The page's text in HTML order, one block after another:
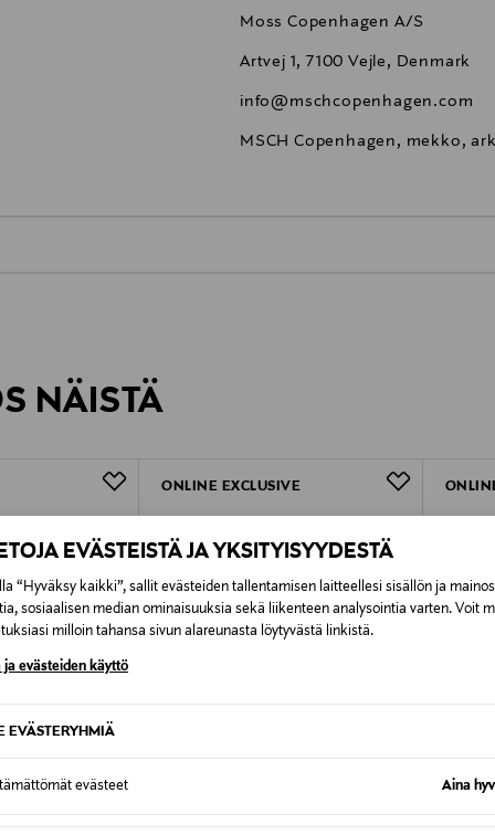
EVÄSTEISTÄ JA YKSITYISYYDESTÄ
“Hyväksy kaikki”, sallit evästeiden tallentamisen laitteellesi sisällön ja
sosiaalisen median ominaisuuksia sekä liikenteen analysointia varten. Voit
milloin tahansa sivun alareunasta löytyvästä linkistä.
ja evästeiden käyttö
EVÄSTERYHMIÄ
evästeet Aina
Moss Copenhagen A/S
Artvej 1, 7100 Vejle, Denmark
info@mschcopenhagen.com
MSCH Copenhagen, mekko,
Alk. 6,90 €, kun toimitus on
NÄISTÄ
ONLINE EXCLUSIVE